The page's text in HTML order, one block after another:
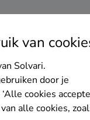
van
Solvari.
door je
cookies
alle cookies,
Holland Schagen